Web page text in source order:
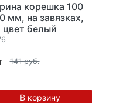
корешка 100
мм, на завязках,
цвет белый
141 руб.
В корзину